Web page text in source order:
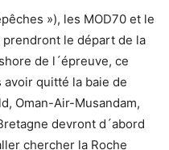
»), les MOD70 et le
prendront le départ de la
de l´épreuve, ce
avoir quitté la baie de
Oman-Air-Musandam,
devront d´abord
chercher la Roche